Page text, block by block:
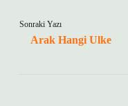
Sonraki Yazı
Arak Hangi Ulke